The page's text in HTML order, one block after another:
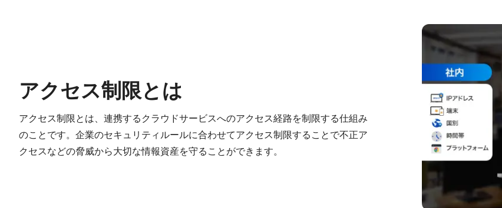
アクセス制限とは
アクセス制限とは、連携するクラウドサービスへのアクセス経路を制限する仕組み
のことです。企業のセキュリティルールに合わせてアクセス制限することで不正ア
クセスなどの脅威から大切な情報資産を守ることができます。